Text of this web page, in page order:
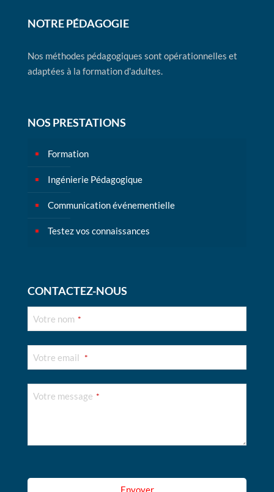
NOTRE PÉDAGOGIE
Nos méthodes pédagogiques sont opérationnelles et
adaptées à la formation d'adultes.
NOS PRESTATIONS
Formation
Ingénierie Pédagogique
Communication événementielle
Testez vos connaissances
CONTACTEZ-NOUS
Votre nom *
Votre email *
Votre message *
Website
Envoyer